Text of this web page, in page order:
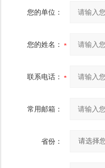
您的单位：
您的姓名：
联系电话：
常用邮箱：
省份：